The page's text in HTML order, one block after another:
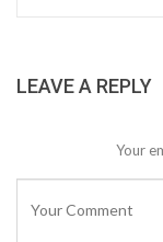
LEAVE A REPLY
Your